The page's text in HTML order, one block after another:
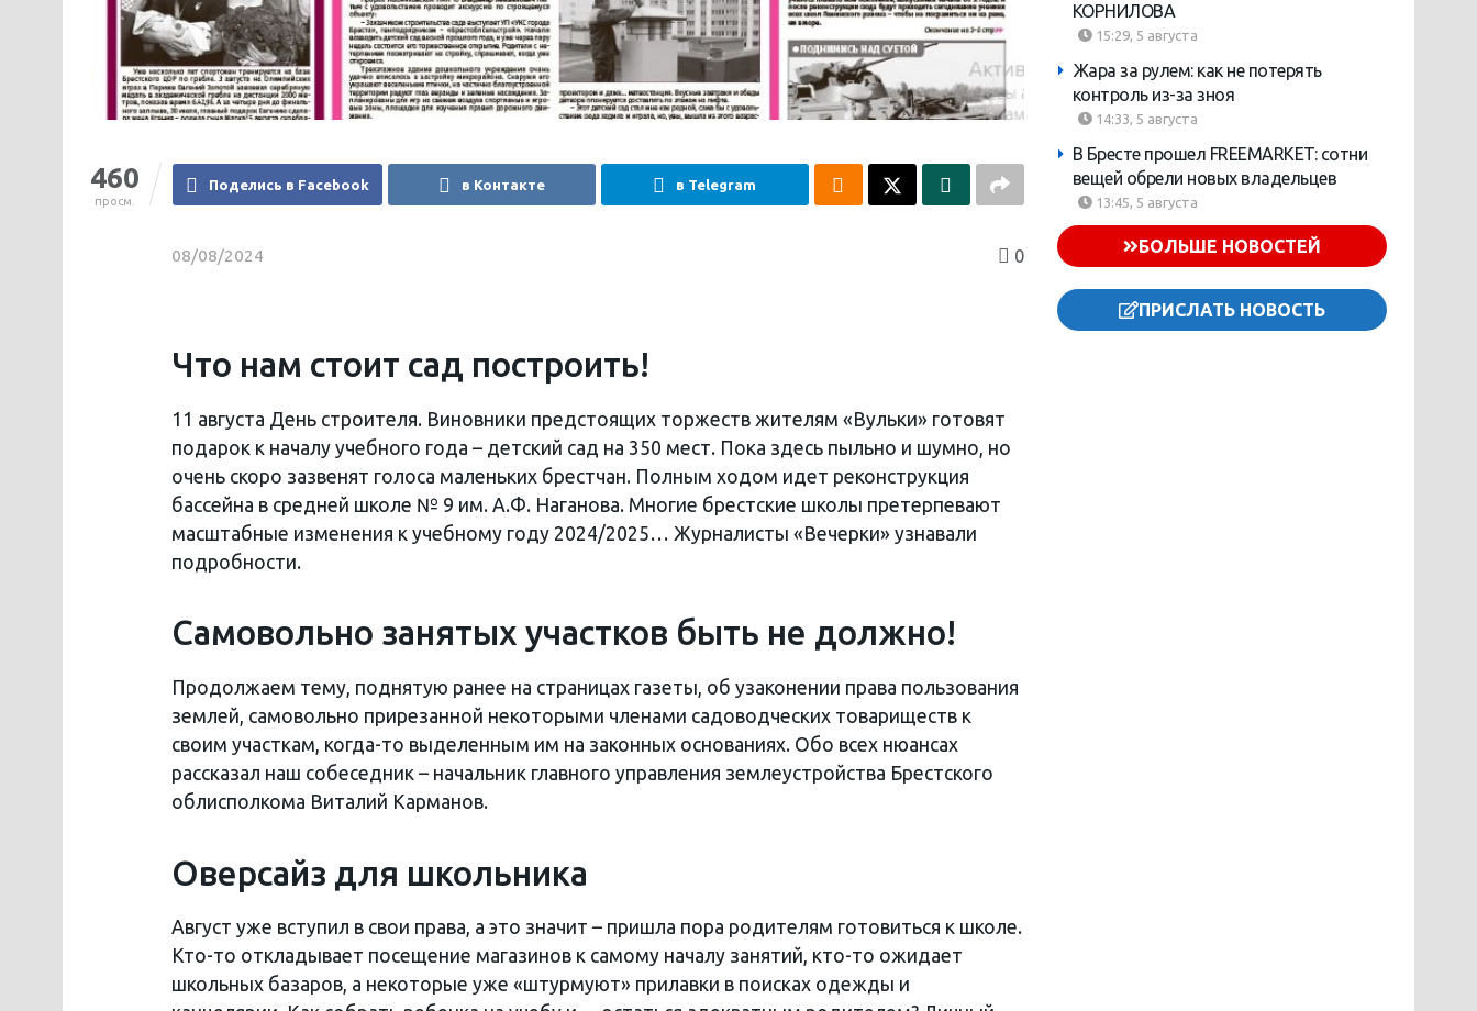
460
просм.
Поделись в Facebook в Контакте в Telegram
08/08/2024 0
Что нам стоит сад построить!
11 августа День строителя. Виновники предстоящих торжеств жителям «Вульки» готовят
подарок к началу учебного года – детский сад на 350 мест. Пока здесь пыльно и шумно, но
очень скоро зазвенят голоса маленьких брестчан. Полным ходом идет реконструкция
бассейна в средней школе № 9 им. А.Ф. Наганова. Многие брестские школы претерпевают
масштабные изменения к учебному году 2024/2025… Журналисты «Вечерки» узнавали
подробности.
Самовольно занятых участков быть не должно!
Продолжаем тему, поднятую ранее на страницах газеты, об узаконении права пользования
землей, самовольно прирезанной некоторыми членами садоводческих товариществ к
своим участкам, когда-то выделенным им на законных основаниях. Обо всех нюансах
рассказал наш собеседник – начальник главного управления землеустройства Брестского
облисполкома Виталий Карманов.
Оверсайз для школьника
Август уже вступил в свои права, а это значит – пришла пора родителям готовиться к школе.
Кто-то откладывает посещение магазинов к самому началу занятий, кто-то ожидает
школьных базаров, а некоторые уже «штурмуют» прилавки в поисках одежды и
КОРНИЛОВА
15:29, 5 августа
Жара за рулем: как не потерять
контроль из-за зноя
14:33, 5 августа
В Бресте прошел FREEMARKET: сотни
вещей обрели новых владельцев
13:45, 5 августа
БОЛЬШЕ НОВОСТЕЙ
ПРИСЛАТЬ НОВОСТЬ